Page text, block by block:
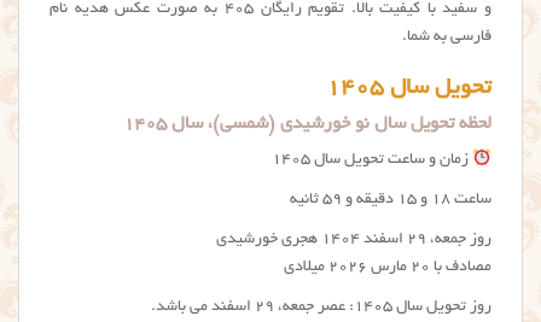
و سفید با کیفیت بالا. تقويم رایگان 405 به صورت عکس هدیه نام
فارسی به شما.
تحویل سال 1405
لحظه تحویل سال نو خورشیدی (شمسی)، سال 1405
زمان و ساعت تحویل سال 1405
ساعت 18 و 15 دقیقه و 59 ثانیه
روز جمعه، ۲۹ اسفند ۱۴۰۴ هجری خورشیدی
مصادف با ۲۰ مارس ۲۰۲۶ میلادی
روز تحویل سال 1405: عصر جمعه، ۲۹ اسفند می باشد.